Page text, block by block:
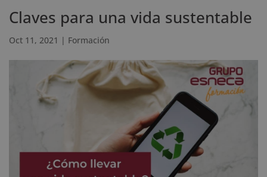
Claves para una vida sustentable
Oct 11, 2021 | Formación